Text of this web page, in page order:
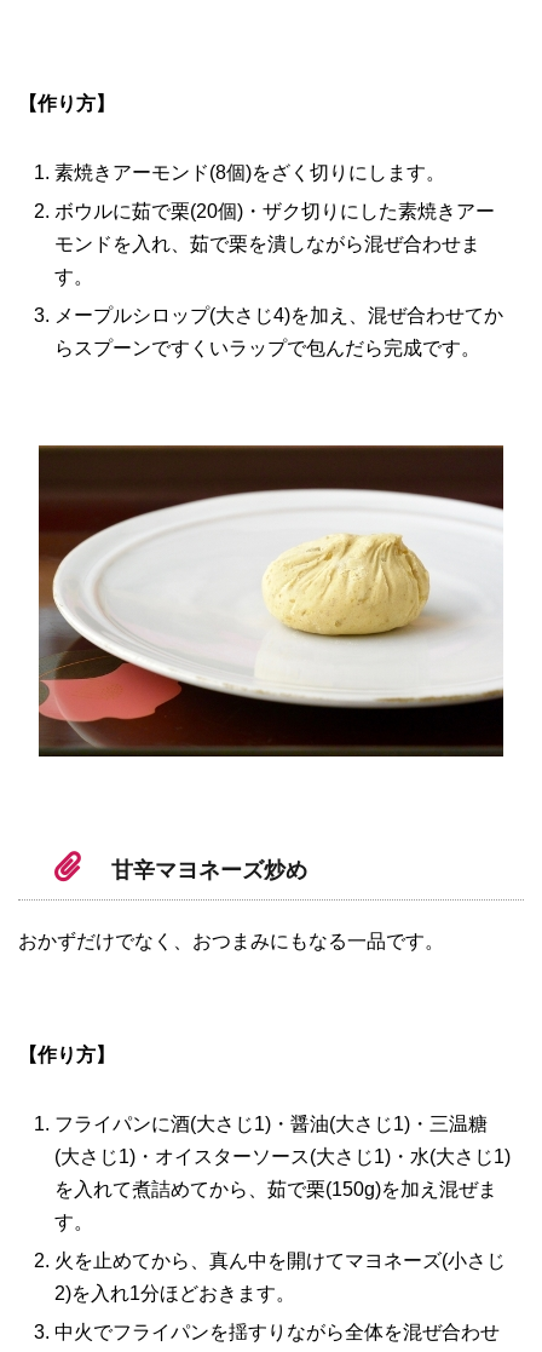
【作り方】
素焼きアーモンド(8個)をざく切りにします。
ボウルに茹で栗(20個)・ザク切りにした素焼きアー
モンドを入れ、茹で栗を潰しながら混ぜ合わせま
す。
メープルシロップ(大さじ4)を加え、混ぜ合わせてか
らスプーンですくいラップで包んだら完成です。
甘辛マヨネーズ炒め
おかずだけでなく、おつまみにもなる一品です。
【作り方】
フライパンに酒(大さじ1)・醤油(大さじ1)・三温糖
(大さじ1)・オイスターソース(大さじ1)・水(大さじ1)
を入れて煮詰めてから、茹で栗(150g)を加え混ぜま
す。
火を止めてから、真ん中を開けてマヨネーズ(小さじ
2)を入れ1分ほどおきます。
中火でフライパンを揺すりながら全体を混ぜ合わせ